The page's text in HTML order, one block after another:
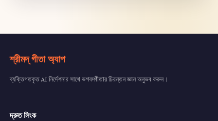
শ্রীমদ্ গীতা অ্যাপ
ব্যক্তিগতকৃত AI নির্দেশনার সাথে ভগবদ্গীতার চিরন্তন জ্ঞান অনুভব করুন।
দ্রুত লিংক